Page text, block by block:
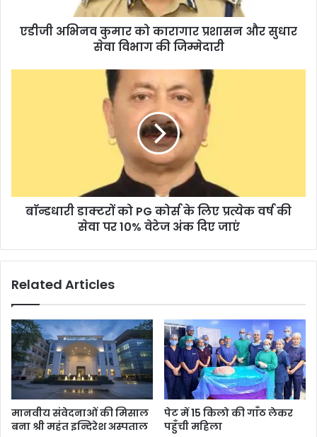
एडीजी अभिनव कुमार को कारागार प्रशासन और सुधार
सेवा विभाग की जिम्मेदारी
बाॅन्डधारी डाक्टरों को PG कोर्स के लिए प्रत्येक वर्ष की
सेवा पर 10% वेटेज अंक दिए जाएं
Related Articles
मानवीय संवेदनाओं की मिसाल
बना श्री महंत इन्दिरेश अस्पताल
पेट में 15 किलो की गाँठ लेकर
पहुँची महिला